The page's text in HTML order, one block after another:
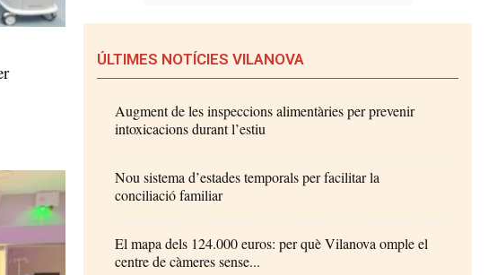
ÚLTIMES NOTÍCIES VILANOVA
Augment de les inspeccions alimentàries per prevenir
intoxicacions durant l’estiu
Nou sistema d’estades temporals per facilitar la
conciliació familiar
El mapa dels 124.000 euros: per què Vilanova omple el
centre de càmeres sense...